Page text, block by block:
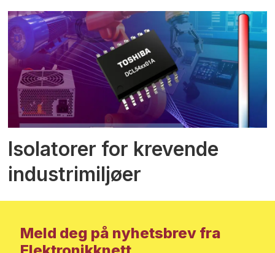
Isolatorer for krevende
industrimiljøer
Meld deg på nyhetsbrev fra